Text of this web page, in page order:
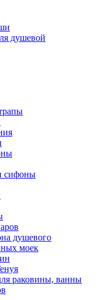
душевой
сифоны
душевого
моек
раковины, ванны